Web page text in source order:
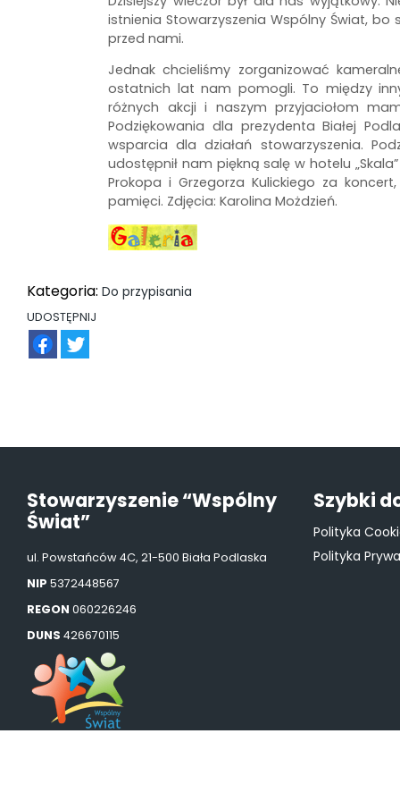
istnienia Stowarzyszenia Wspólny Świat,
przed nami.
Jednak chcieliśmy zorganizować
ostatnich lat nam pomogli. To między
różnych akcji i naszym przyjaciołom
Podziękowania dla prezydenta Białej
wsparcia dla działań stowarzyszenia.
udostępnił nam piękną salę w hotelu
Prokopa i Grzegorza Kulickiego za
pamięci. Zdjęcia: Karolina Możdzień.
Kategoria: Do przypisania
UDOSTĘPNIJ
Stowarzyszenie “Wspólny
Świat”
ul. Powstańców 4C, 21-500 Biała Podlaska
NIP 5372448567
REGON 060226246
DUNS 426670115
Szybki
Polityka
Polityka